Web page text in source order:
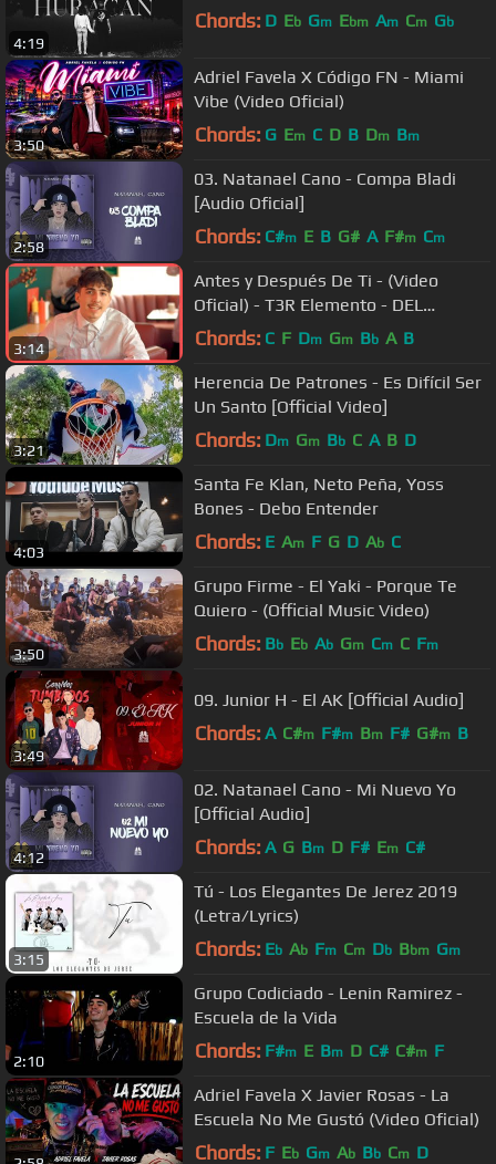
4:19
Chords: D Eb Gm Ebm Am Cm Gb
3:50
Adriel Favela X Código FN - Miami
Vibe (Video Oficial)
Chords: G Em C D B Dm Bm
2:58
03. Natanael Cano - Compa Bladi
[Audio Oficial]
Chords: C#m E B G# A F#m Cm
3:14
Antes y Después De Ti - (Video
Oficial) - T3R Elemento - DEL
Records 2019
Chords: C F Dm Gm Bb A B
3:21
Herencia De Patrones - Es Difícil Ser
Un Santo [Official Video]
Chords: Dm Gm Bb C A B D
4:03
Santa Fe Klan, Neto Peña, Yoss
Bones - Debo Entender
Chords: E Am F G D Ab C
3:50
Grupo Firme - El Yaki - Porque Te
Quiero - (Official Music Video)
Chords: Bb Eb Ab Gm Cm C Fm
3:49
09. Junior H - El AK [Official Audio]
Chords: A C#m F#m Bm F# G#m B
4:12
02. Natanael Cano - Mi Nuevo Yo
[Official Audio]
Chords: A G Bm D F# Em C#
3:15
Tú - Los Elegantes De Jerez 2019
(Letra/Lyrics)
Chords: Eb Ab Fm Cm Db Bbm Gm
2:10
Grupo Codiciado - Lenin Ramirez -
Escuela de la Vida
Chords: F#m E Bm D C# C#m F
Adriel Favela X Javier Rosas - La
Escuela No Me Gustó (Video Oficial)
Chords: F Eb Gm Ab Bb Cm D